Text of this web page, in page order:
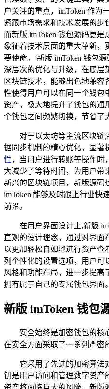
户关注的重点，imToken 作为
紧跟市场需求和技术发展的步
而新版 imToken 钱包源码更
象征着技术层面的重大革新，
要使命。 新版 imToken 钱包
深层次的优化与升级，在底层
区块链技术，能够出色地兼
性使得用户可以在同一个钱包
资产，极大地提升了钱包的通
个钱包之间频繁切换，节省了
对于以太坊等主流区块链
据同步机制的精心优化，显著
性，当用户进行转账等操作时
大减少了等待时间，为用户带
新兴的区块链项目，新版源码
imToken 能够及时跟上行业快
前沿。
在用户界面设计上,新版
直观的设计理念，通过对界面
以更加轻松自如地进行资产查
列个性化的设置选项，用户可
风格和功能布局，进一步提高
拥有属于自己的专属钱包界面。
新版 imToken 钱包
安全始终是加密钱包的核
在安全方面采取了一系列严密
它采用了先进的加密算法
钥是用户访问和管理数字资产
资产将面临巨大的风险，新版